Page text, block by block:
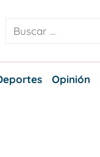
Opinión